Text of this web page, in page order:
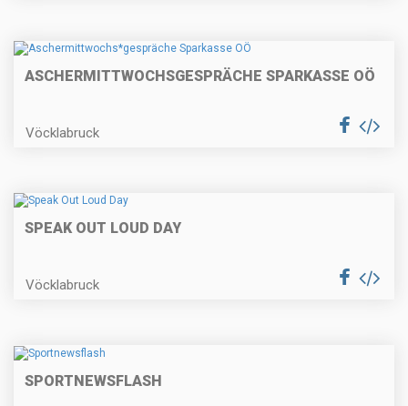
ASCHERMITTWOCHSGESPRÄCHE SPARKASSE OÖ
Vöcklabruck
SPEAK OUT LOUD DAY
Vöcklabruck
SPORTNEWSFLASH